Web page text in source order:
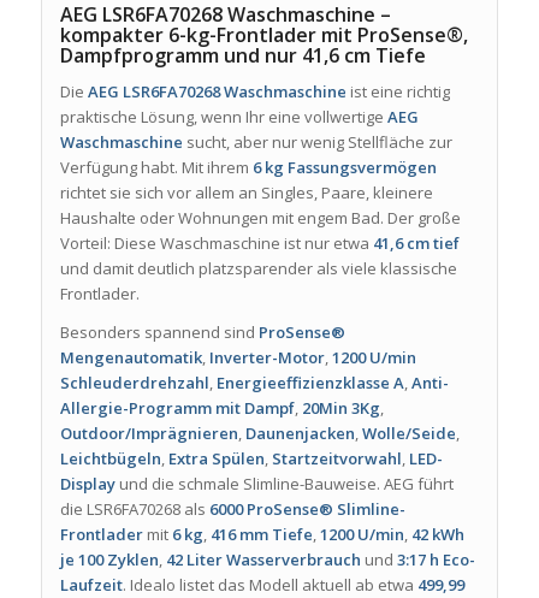
AEG LSR6FA70268 Waschmaschine –
kompakter 6-kg-Frontlader mit ProSense®,
Dampfprogramm und nur 41,6 cm Tiefe
Die AEG LSR6FA70268 Waschmaschine ist eine richtig
praktische Lösung, wenn Ihr eine vollwertige AEG
Waschmaschine sucht, aber nur wenig Stellfläche zur
Verfügung habt. Mit ihrem 6 kg Fassungsvermögen
richtet sie sich vor allem an Singles, Paare, kleinere
Haushalte oder Wohnungen mit engem Bad. Der große
Vorteil: Diese Waschmaschine ist nur etwa 41,6 cm tief
und damit deutlich platzsparender als viele klassische
Frontlader.
Besonders spannend sind ProSense®
Mengenautomatik, Inverter-Motor,1200 U/min
Schleuderdrehzahl, Energieeffizienzklasse A,Anti-
Allergie-Programm mit Dampf, 20Min 3Kg,
Outdoor/Imprägnieren, Daunenjacken,Wolle/Seide,
Leichtbügeln, Extra Spülen, Startzeitvorwahl, LED-
Displayund die schmale Slimline-Bauweise. AEG führt
die LSR6FA70268 als 6000 ProSense® Slimline-
Frontladermit 6 kg, 416 mm Tiefe,1200 U/min, 42 kWh
je 100 Zyklen, 42 Liter Wasserverbrauch und 3:17 h Eco-
Laufzeit. Idealo listet das Modell aktuell ab etwa 499,99